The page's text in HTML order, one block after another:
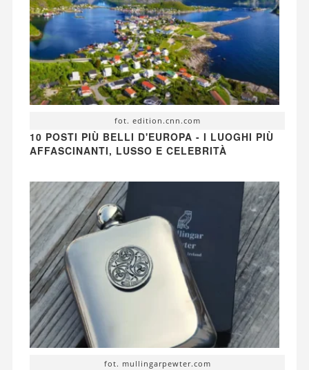
fot. edition.cnn.com
10 POSTI PIÙ BELLI D'EUROPA - I LUOGHI PIÙ
AFFASCINANTI, LUSSO E CELEBRITÀ
fot. mullingarpewter.com